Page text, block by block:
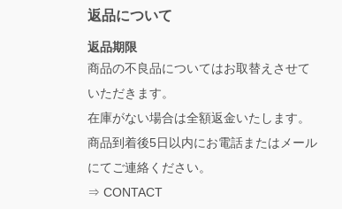
返品について
返品期限
商品の不良品についてはお取替えさせて
いただきます。
在庫がない場合は全額返金いたします。
商品到着後5日以内にお電話またはメール
にてご連絡ください。
⇒ CONTACT